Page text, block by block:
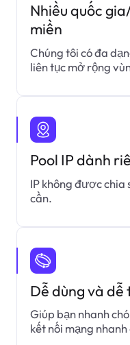
Nhiều quốc
miền
Chúng tôi có đa
liên tục mở rộng
Pool IP dành
IP không được chia
cần.
Dễ dùng và dễ
Giúp bạn nhanh
kết nối mạng